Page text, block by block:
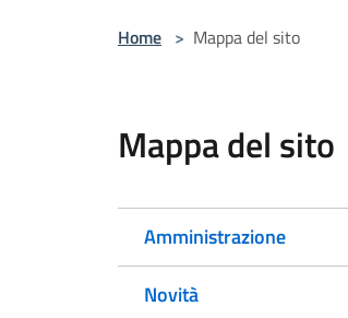
Home > Mappa del sito
Mappa del sito
Amministrazione
Novità